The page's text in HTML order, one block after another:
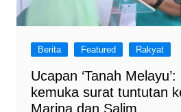
Berita Featured Rakyat
Ucapan ‘Tanah
kemuka surat tuntutan
Marina dan Salim